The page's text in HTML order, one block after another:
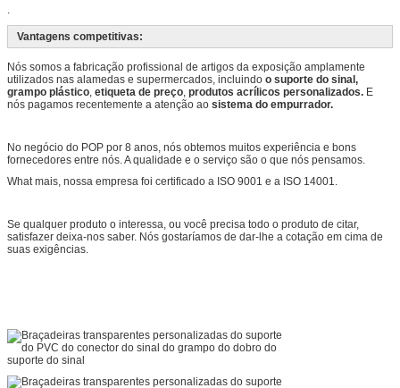
.
Vantagens competitivas:
Nós somos a fabricação profissional de artigos da exposição amplamente
utilizados nas alamedas e supermercados, incluindo o suporte do sinal,
grampo plástico, etiqueta de preço, produtos acrílicos personalizados. E
nós pagamos recentemente a atenção ao sistema do empurrador.
No negócio do POP por 8 anos, nós obtemos muitos experiência e bons
fornecedores entre nós. A qualidade e o serviço são o que nós pensamos.
What mais, nossa empresa foi certificado a ISO 9001 e a ISO 14001.
Se qualquer produto o interessa, ou você precisa todo o produto de citar,
satisfazer deixa-nos saber. Nós gostaríamos de dar-lhe a cotação em cima de
suas exigências.